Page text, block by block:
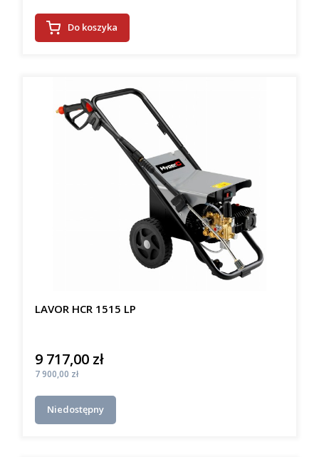
Do koszyka
LAVOR HCR 1515 LP
Cena
9 717,00 zł
Cena
7 900,00 zł
Niedostępny